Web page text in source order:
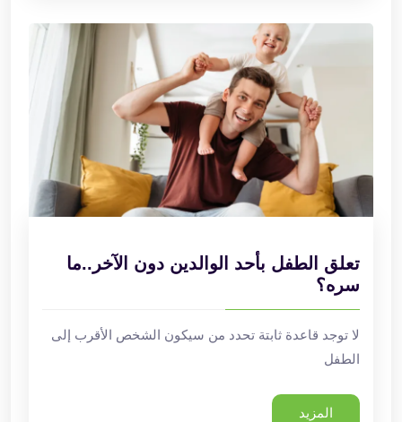
تعلق الطفل بأحد الوالدين دون الآخر..ما
سره؟
لا توجد قاعدة ثابتة تحدد من سيكون الشخص الأقرب إلى
الطفل
المزيد